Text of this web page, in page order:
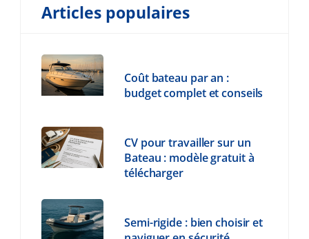
Articles populaires
Coût bateau par an :
budget complet et conseils
CV pour travailler sur un
Bateau : modèle gratuit à
télécharger
Semi-rigide : bien choisir et